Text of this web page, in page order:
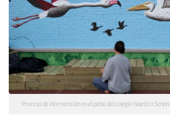
Proceso de intervención en el patio del colegio Nuestra